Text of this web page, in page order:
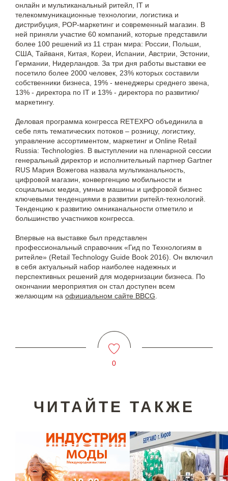
онлайн и мультиканальный ритейл, IT и
телекоммуникационные технологии, логистика и
дистрибуция, POP-маркетинг и современный магазин. В
ней приняли участие 60 компаний, которые представили
более 100 решений из 11 стран мира: России, Польши,
США, Тайваня, Китая, Кореи, Испании, Австрии, Эстонии,
Германии, Нидерландов. За три дня работы выставки ее
посетило более 2000 человек, 23% которых составили
собственники бизнеса, 19% - менеджеры среднего звена,
13% - директора по IT и 13% - директора по развитию/
маркетингу.
Деловая программа конгресса RETEXPO объединила в
себе пять тематических потоков – розницу, логистику,
управление ассортиментом, маркетинг и Online Retail
Russia: Technologies. В выступлении на пленарной сессии
генеральный директор и исполнительный партнер Gartner
RUS Мария Вожегова назвала мультиканальность,
цифровой магазин, конвергенцию мобильности и
социальных медиа, умные машины и цифровой бизнес
ключевыми тенденциями в развитии ритейл-технологий.
Тенденцию к развитию омниканальности отметило и
большинство участников конгресса.
Впервые на выставке был представлен
профессиональный справочник «Гид по Технологиям в
ритейле» (Retail Technology Guide Book 2016). Он включил
в себя актуальный набор наиболее надежных и
перспективных решений для модернизации бизнеса. По
окончании мероприятия он стал доступен всем
желающим на официальном сайте BBCG
0
ЧИТАЙТЕ ТАКЖЕ